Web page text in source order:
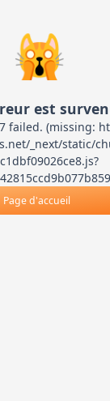
🙀
est
failed. (missing:
_next/static/
Page d'accueil